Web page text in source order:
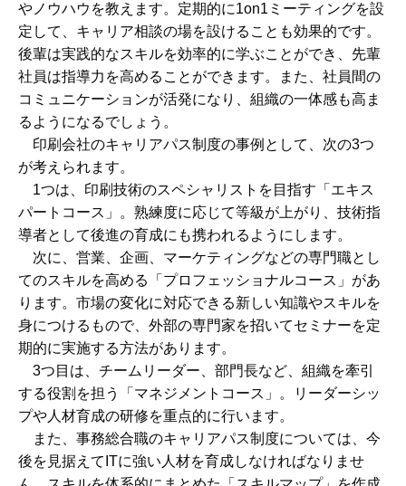
やノウハウを教えます。定期的に1on1ミーティングを設
定して、キャリア相談の場を設けることも効果的です。
後輩は実践的なスキルを効率的に学ぶことができ、先輩
社員は指導力を高めることができます。また、社員間の
コミュニケーションが活発になり、組織の一体感も高ま
るようになるでしょう。
印刷会社のキャリアパス制度の事例として、次の3つ
が考えられます。
1つは、印刷技術のスペシャリストを目指す「エキス
パートコース」。熟練度に応じて等級が上がり、技術指
導者として後進の育成にも携われるようにします。
次に、営業、企画、マーケティングなどの専門職とし
てのスキルを高める「プロフェッショナルコース」があ
ります。市場の変化に対応できる新しい知識やスキルを
身につけるもので、外部の専門家を招いてセミナーを定
期的に実施する方法があります。
3つ目は、チームリーダー、部門長など、組織を牽引
する役割を担う「マネジメントコース」。リーダーシッ
プや人材育成の研修を重点的に行います。
また、事務総合職のキャリアパス制度については、今
後を見据えてITに強い人材を育成しなければなりませ